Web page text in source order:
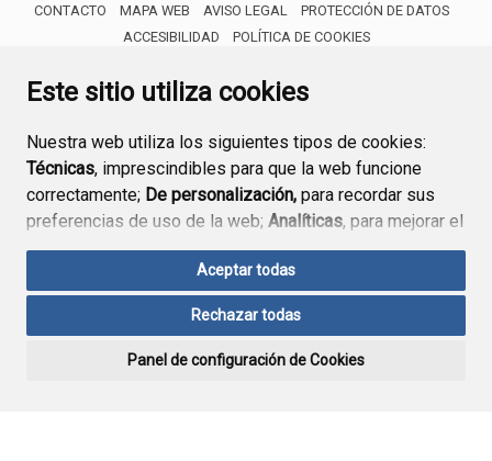
Este sitio utiliza cookies
Nuestra web utiliza los siguientes tipos de cookies:
Técnicas, imprescindibles para que la web funcione
correctamente; De personalización, para recordar sus
preferencias de uso de la web; Analíticas, para mejorar el
funcionamiento de la web y sus servicios.
Si acepta pulsando el botón“Aceptar todas”
consideramos que acepta su uso. Si pulsa el botón
ninguna acción, se guardarán las cookies técnicas
Aceptar todas
Rechazar todas
Panel de configuración de Cookies
CONTACTO MAPA WEB AVISO LEGAL
PROTECCIÓN DE DATOS
ACCESIBILIDAD
POLÍTICA DE COOKIES